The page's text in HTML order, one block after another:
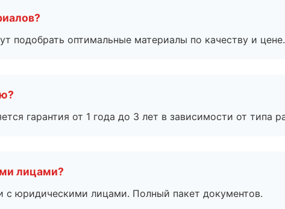
подобрать оптимальные материалы по качеству и цене.
гарантия от 1 года до 3 лет в зависимости от типа
лицами?
с юридическими лицами. Полный пакет документов.